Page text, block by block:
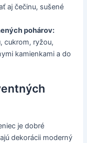
aj čečinu, sušené
pohárov:
cukrom, ryžou,
kamienkami a do
je dobré
dekorácii moderný